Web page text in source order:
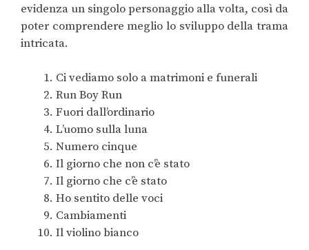
evidenza un singolo personaggio alla volta, così da
poter comprendere meglio lo sviluppo della trama
intricata.
Ci vediamo solo a matrimoni e funerali
Run Boy Run
Fuori dall’ordinario
L’uomo sulla luna
Numero cinque
Il giorno che non c’è stato
Il giorno che c’è stato
Ho sentito delle voci
Cambiamenti
Il violino bianco